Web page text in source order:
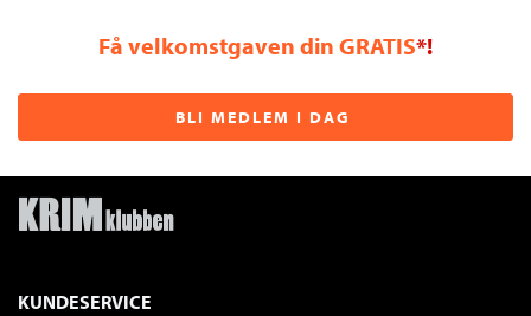
Få velkomstgaven din GRATIS*!
BLI MEDLEM I DAG
KUNDESERVICE